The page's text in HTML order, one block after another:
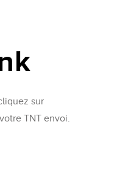
sur
TNT envoi.